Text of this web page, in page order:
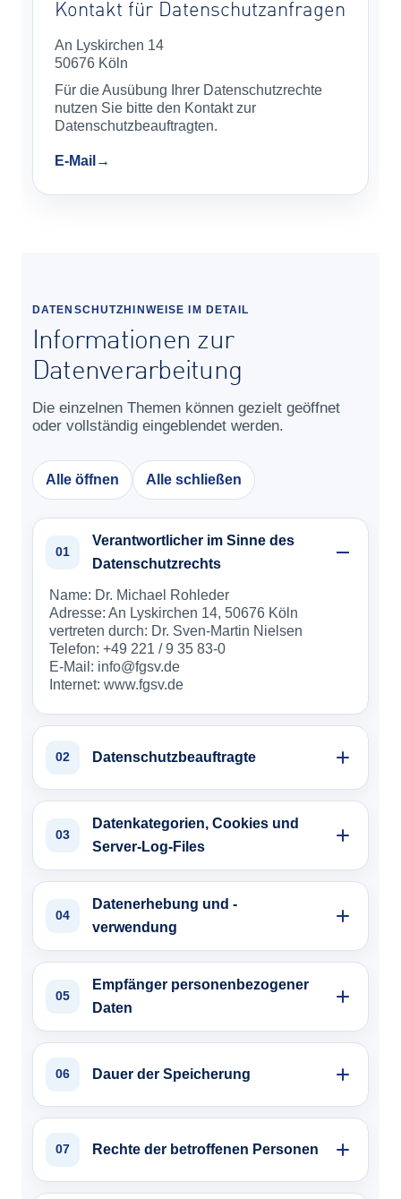
Kontakt für Datenschutzanfragen
An Lyskirchen 14
50676 Köln
Für die Ausübung Ihrer Datenschutzrechte
nutzen Sie bitte den Kontakt zur
Datenschutzbeauftragten.
E-Mail
DATENSCHUTZHINWEISE IM DETAIL
Informationen zur
Datenverarbeitung
Die einzelnen Themen können gezielt geöffnet
oder vollständig eingeblendet werden.
Alle öffnen Alle schließen
01
Verantwortlicher im Sinne des
Datenschutzrechts
Name: Dr. Michael Rohleder
Adresse: An Lyskirchen 14, 50676 Köln
vertreten durch: Dr. Sven-Martin Nielsen
Telefon: +49 221 / 9 35 83-0
E-Mail: info@fgsv.de
Internet: www.fgsv.de
02 Datenschutzbeauftragte
03
Datenkategorien, Cookies und
Server-Log-Files
04
Datenerhebung und -
verwendung
05
Empfänger personenbezogener
Daten
06 Dauer der Speicherung
07 Rechte der betroffenen Personen